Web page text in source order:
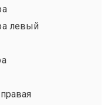
левый